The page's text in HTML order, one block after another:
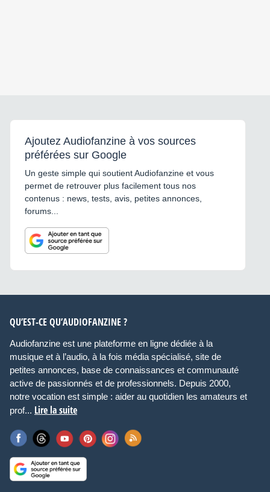
Ajoutez Audiofanzine à vos sources
préférées sur Google
Un geste simple qui soutient Audiofanzine et vous
permet de retrouver plus facilement tous nos
contenus : news, tests, avis, petites annonces,
forums...
QU’EST-CE QU’AUDIOFANZINE ?
Audiofanzine est une plateforme en ligne dédiée à la
musique et à l’audio, à la fois média spécialisé, site de
petites annonces, base de connaissances et communauté
active de passionnés et de professionnels. Depuis 2000,
notre vocation est simple : aider au quotidien les amateurs et
prof... Lire la suite